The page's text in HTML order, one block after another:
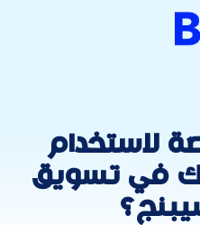
لاستخدام
في تسويق